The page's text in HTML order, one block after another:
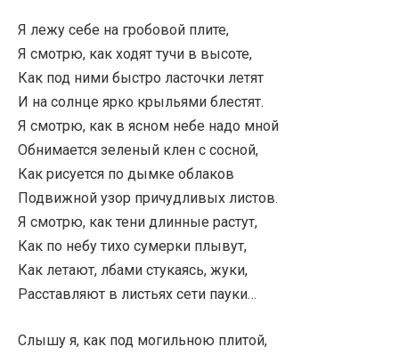
Я лежу себе на гробовой плите,
Я смотрю, как ходят тучи в высоте,
Как под ними быстро ласточки летят
И на солнце ярко крыльями блестят.
Я смотрю, как в ясном небе надо мной
Обнимается зеленый клен с сосной,
Как рисуется по дымке облаков
Подвижной узор причудливых листов.
Я смотрю, как тени длинные растут,
Как по небу тихо сумерки плывут,
Как летают, лбами стукаясь, жуки,
Расставляют в листьях сети пауки…
Слышу я, как под могильною плитой,